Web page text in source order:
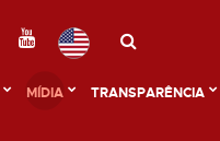
MÍDIA TRANSPARÊNCIA